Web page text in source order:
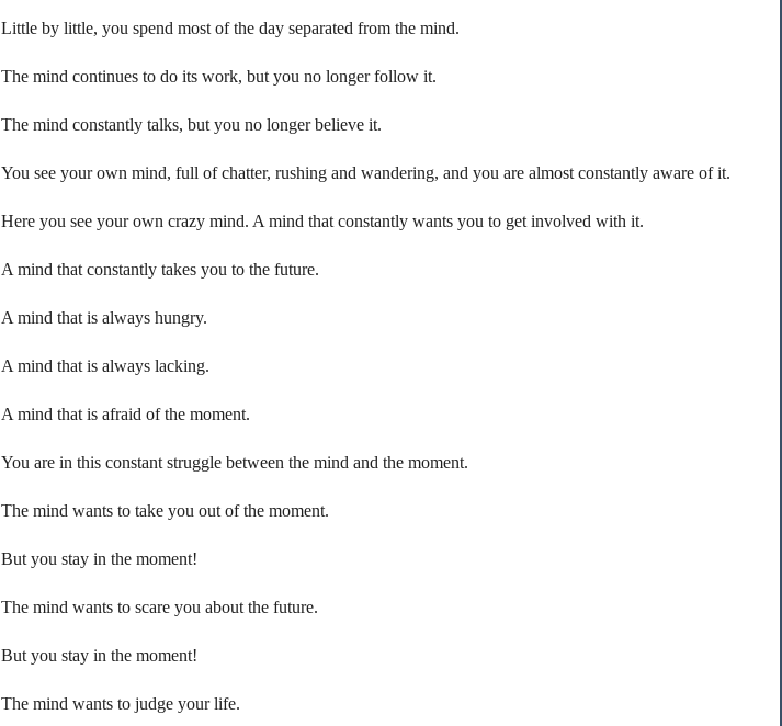
Little by little, you spend most of the day separated from the mind.
The mind continues to do its work, but you no longer follow it.
The mind constantly talks, but you no longer believe it.
You see your own mind, full of chatter, rushing and wandering, and you are almost constantly aware of it.
Here you see your own crazy mind. A mind that constantly wants you to get involved with it.
A mind that constantly takes you to the future.
A mind that is always hungry.
A mind that is always lacking.
A mind that is afraid of the moment.
You are in this constant struggle between the mind and the moment.
The mind wants to take you out of the moment.
But you stay in the moment!
The mind wants to scare you about the future.
But you stay in the moment!
The mind wants to judge your life.